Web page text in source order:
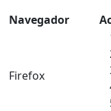
Navegador
Firefox